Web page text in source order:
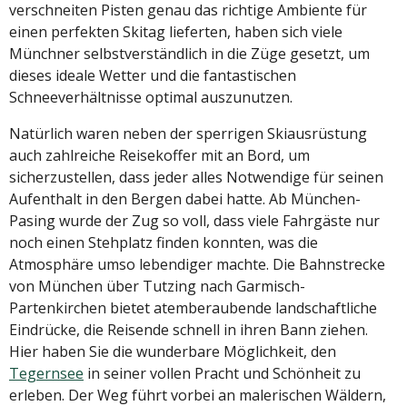
verschneiten Pisten genau das richtige Ambiente für
einen perfekten Skitag lieferten, haben sich viele
Münchner selbstverständlich in die Züge gesetzt, um
dieses ideale Wetter und die fantastischen
Schneeverhältnisse optimal auszunutzen.
Natürlich waren neben der sperrigen Skiausrüstung
auch zahlreiche Reisekoffer mit an Bord, um
sicherzustellen, dass jeder alles Notwendige für seinen
Aufenthalt in den Bergen dabei hatte. Ab München-
Pasing wurde der Zug so voll, dass viele Fahrgäste nur
noch einen Stehplatz finden konnten, was die
Atmosphäre umso lebendiger machte. Die Bahnstrecke
von München über Tutzing nach Garmisch-
Partenkirchen bietet atemberaubende landschaftliche
Eindrücke, die Reisende schnell in ihren Bann ziehen.
Hier haben Sie die wunderbare Möglichkeit, den
Tegernsee in seiner vollen Pracht und Schönheit zu
erleben. Der Weg führt vorbei an malerischen Wäldern,